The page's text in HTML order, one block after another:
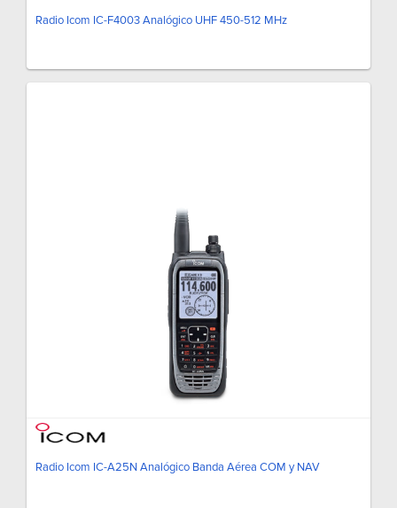
Radio Icom IC-F4003 Analógico UHF 450-512 MHz
Radio Icom IC-A25N Analógico Banda Aérea COM y NAV